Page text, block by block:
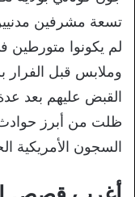
تسعة مشرفين
لم يكونوا متورطين
وملابس قبل الفرار
القبض عليهم بعد
ظلت من أبرز
السجون الأمريكية